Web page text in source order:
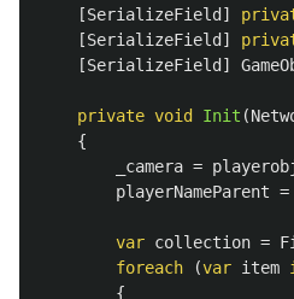
[SerializeField ]
[SerializeField ]
[SerializeField ]
private void Init (
{
_camera =
playerNameParent =
var collection =
foreach
(var item
{